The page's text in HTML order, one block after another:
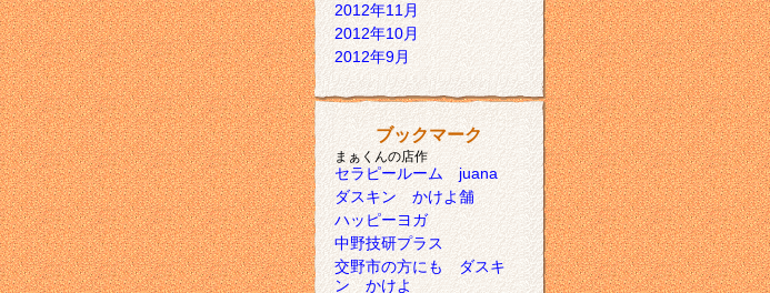
2012年11月
2012年10月
2012年9月
ブックマーク
まぁくんの店作
セラピールーム juana
ダスキン かけよ舗
ハッピーヨガ
中野技研プラス
交野市の方にも ダスキ
ン かけよ